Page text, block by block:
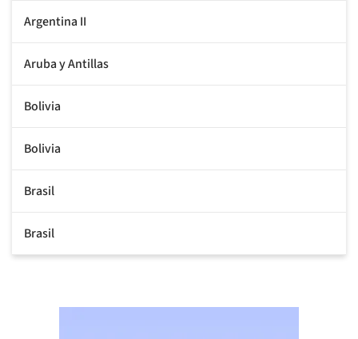
Argentina II
Aruba y Antillas
Bolivia
Bolivia
Brasil
Brasil